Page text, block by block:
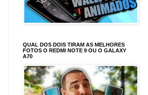
QUAL DOS DOIS TIRAM AS MELHORES
FOTOS O REDMI NOTE 9 OU O GALAXY
A70